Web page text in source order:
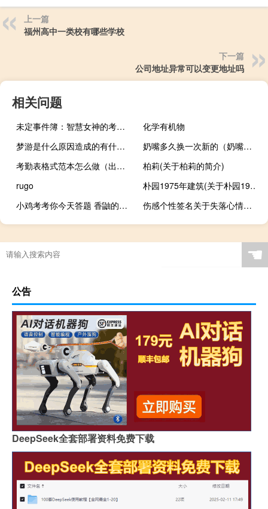
上一篇
福州高中一类校有哪些学校
下一篇
公司地址异常可以变更地址吗
相关问题
未定事件簿：智慧女神的考验答案分享
化学有机物
梦游是什么原因造成的有什么办法（梦游是什么原因造成的）
奶嘴多久换一次新的（奶嘴多久换一次）
考勤表格式范本怎么做（出勤表格式如何制作）
柏莉(关于柏莉的简介)
rugo
朴园1975年建筑(关于朴园1975年建筑的简介)
小鸡考考你今天答题 香鼬的描述正确的是的答案是什么
伤感个性签名关于失落心情（伤感个性签名贴吧）
☚
公告
DeepSeek全套部署资料免费下载